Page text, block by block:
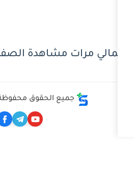
مشاهدة الصفحة
الحقوق محفوظة © لؤلؤه سات